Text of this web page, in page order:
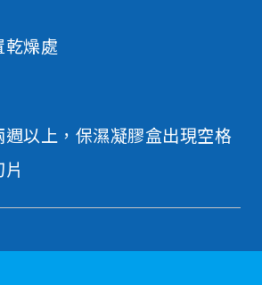
燥處
以上，保濕凝膠盒出現空格